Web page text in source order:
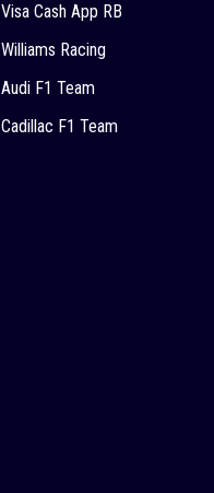
Visa Cash App RB
Williams Racing
Audi F1 Team
Cadillac F1 Team